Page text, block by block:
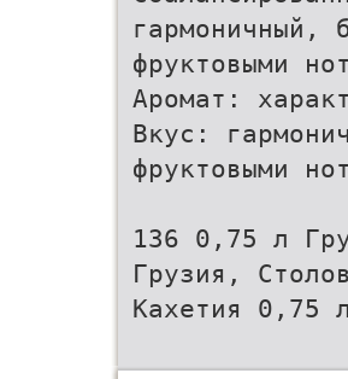
гармоничный,
фруктовыми
Аромат:
Вкус:
фруктовыми
136 0,75 л
Грузия,
Кахетия 0,75